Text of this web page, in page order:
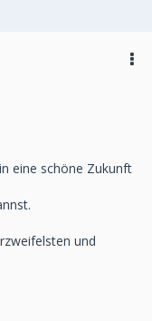
eine schöne Zukunft
und